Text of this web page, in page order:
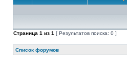
Страница 1 из 1 [ Результатов поиска: 0 ]
Список форумов